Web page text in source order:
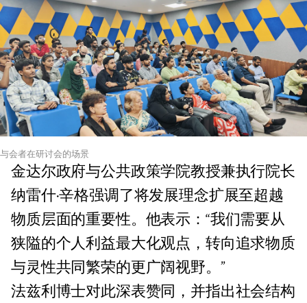
与会者在研讨会的场景
金达尔政府与公共政策学院教授兼执行院长
纳雷什·辛格强调了将发展理念扩展至超越
物质层面的重要性。他表示：“我们需要从
狭隘的个人利益最大化观点，转向追求物质
与灵性共同繁荣的更广阔视野。”
法兹利博士对此深表赞同，并指出社会结构